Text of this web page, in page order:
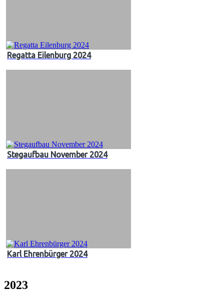
Regatta Eilenburg 2024
Stegaufbau November 2024
Karl Ehrenbürger 2024
2023